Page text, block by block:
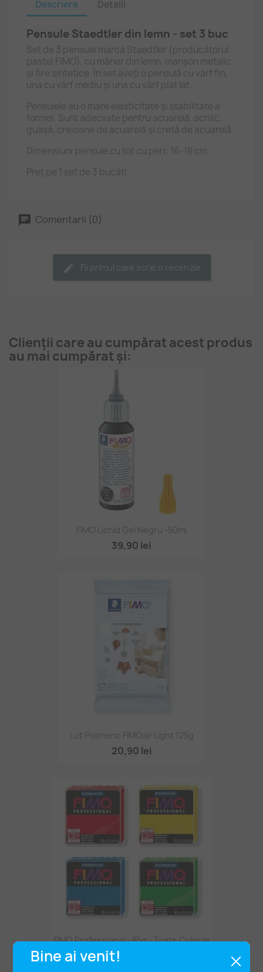
Bine ai venit!
Descriere Detalii
Pensule Staedtler din lemn - set 3 buc
Set de 3 pensule marcă Staedtler (producătorul
pastei FIMO), cu mâner din lemn, manșon metalic
și fire sintetice. În set aveți o pensulă cu vârf fin,
una cu vârf mediu și una cu vârf plat lat.
Pensulele au o mare elasticitate și stabilitate a
formei. Sunt adecvate pentru acuarelă, acrilic,
guașă, creioane de acuarelă și cretă de acuarelă.
Dimensiuni pensule cu tot cu peri: 16-18 cm.
Preț pe 1 set de 3 bucăți.
Comentarii (0)
Fii primul care scrie o recenzie
Clienții care au cumpărat acest produs
au mai cumpărat și:
FIMO Lichid Gel Negru -50ml
39,90 lei
Lut Polimeric FIMOair Light 125g
20,90 lei
FIMO Professional - 85g - Toate Culorile
16,90 lei